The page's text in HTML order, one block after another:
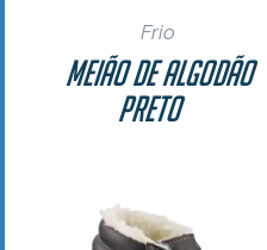
Frio
Meião de Algodão
Preto